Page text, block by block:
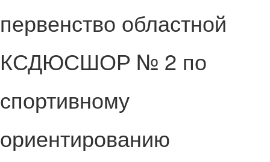
первенство областной
КСДЮСШОР № 2 по
спортивному
ориентированию